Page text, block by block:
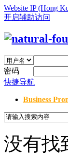
Website IP (Hong
开启辅助访问
密码
快捷导航
Business
没有找